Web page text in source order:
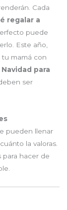
Cada
regalar a
puede
Este año,
tu mamá con
para
ser
pueden llenar
la valoras.
para hacer de